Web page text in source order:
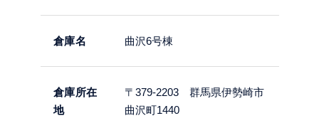
倉庫名 曲沢6号棟
倉庫所在
地
〒379-2203 群馬県伊勢崎市
曲沢町1440